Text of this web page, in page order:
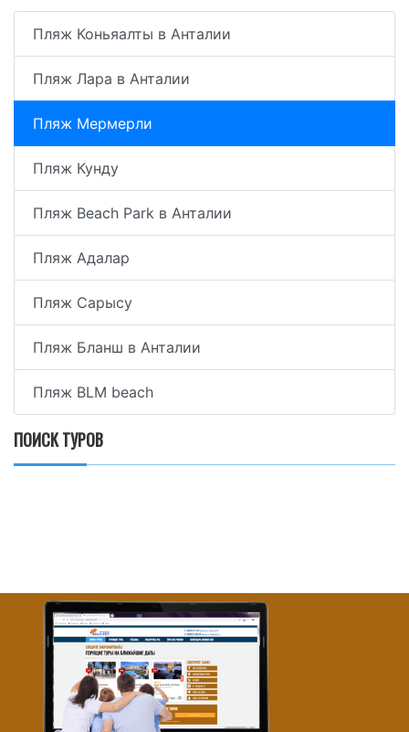
Пляж Коньяалты в Анталии
Пляж Лара в Анталии
Пляж Мермерли
Пляж Кунду
Пляж Beach Park в Анталии
Пляж Адалар
Пляж Сарысу
Пляж Бланш в Анталии
Пляж BLM beach
ПОИСК ТУРОВ